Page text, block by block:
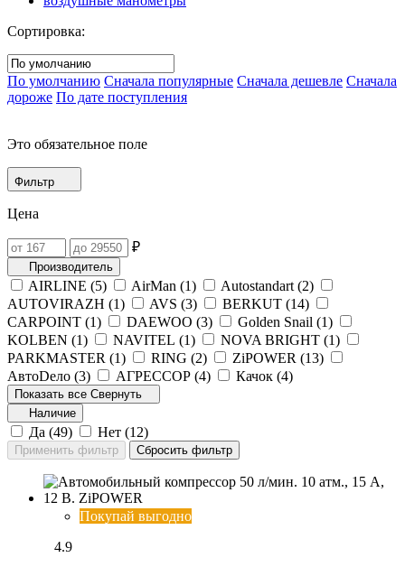
Сортировка:
По умолчанию Сначала популярные Сначала дешевле Сначала
дороже По дате поступления
Это обязательное поле
Фильтр
Цена
₽
Производитель
AIRLINE (5) AirMan (1) Autostandart (2)
AUTOVIRAZH (1) AVS (3) BERKUT (14)
CARPOINT (1) DAEWOO (3) Golden Snail (1)
KOLBEN (1) NAVITEL (1) NOVA BRIGHT (1)
PARKMASTER (1) RING (2) ZiPOWER (13)
АвтоDело (3) АГРЕССОР (4) Качок (4)
Показать все Свернуть
Наличие
Да (49) Нет (12)
Покупай выгодно
4.9